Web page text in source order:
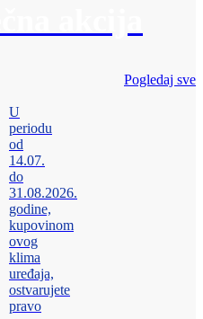
Pogledaj sve
U
periodu
od
14.07.
do
31.08.2026.
godine,
kupovinom
ovog
klima
uređaja,
ostvarujete
pravo